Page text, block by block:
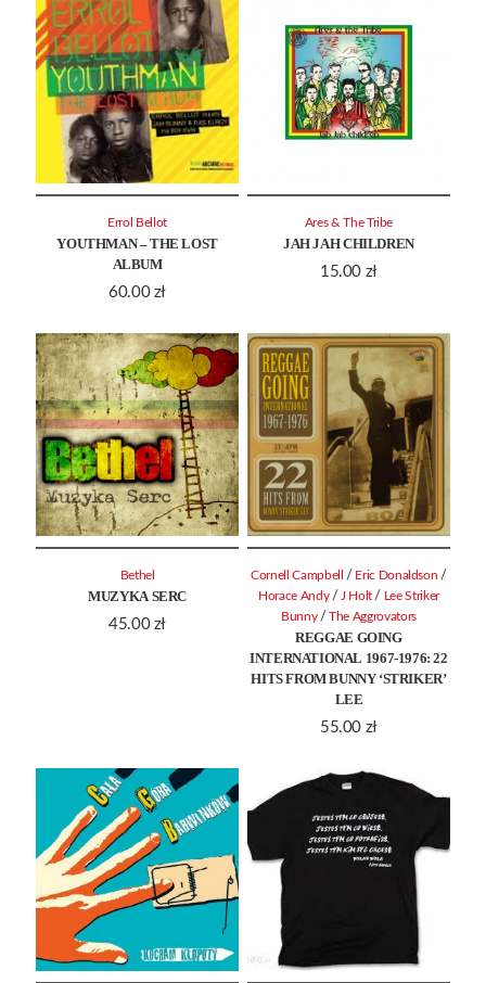
YOUTHMAN – THE LOST
ALBUM
60.00 zł
Errol Bellot
JAH JAH CHILDREN
15.00 zł
Ares & The Tribe
MUZYKA SERC
45.00 zł
Bethel
REGGAE GOING
INTERNATIONAL 1967-1976: 22
HITS FROM BUNNY ‘STRIKER’
LEE
55.00 zł
Cornell Campbell / Eric Donaldson /
Horace Andy / J Holt / Lee Striker
Bunny / The Aggrovators